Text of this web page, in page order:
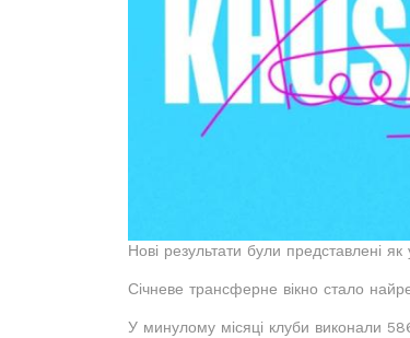
Нові результати були представлені
Січневе трансферне вікно стало
У минулому місяці клуби виконали